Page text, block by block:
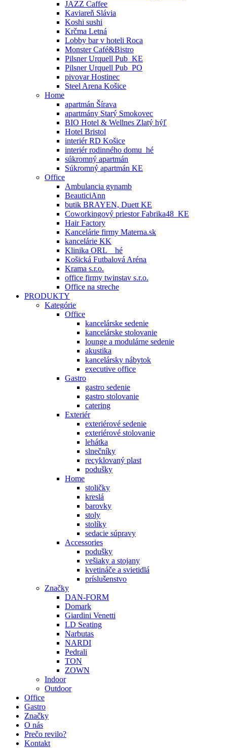
JAZZ Caffee
Kaviareň Slávia
Koshi sushi
Krčma Letná
Lobby bar v hoteli Roca
Monster Café&Bistro
Pilsner Urquell Pub_KE
Pilsner Urquell Pub_PO
pivovar Hostinec
Steel Arena Košice
Home
apartmán Šírava
apartmány Starý Smokovec
BIO Hotel & Wellnes Zlatý hýľ
Hotel Bristol
interiér RD Košice
interiér rodinného domu_hé
súkromný apartmán
Súkromný apartmán KE
Office
Ambulancia gynamb
BeauticiAnn
butik BRAYEN, Duett KE
Coworkingový priestor Fabrika48_KE
Hair Factory
Kancelárie firmy Materna.sk
kancelárie KK
Klinika ORL _ hé
Košická Futbalová Aréna
Krama s.r.o.
office firmy twinstav s.r.o.
Office na streche
PRODUKTY
Kategórie
Office
kancelárske sedenie
kancelárske stolovanie
lounge a modulárne sedenie
akustika
kancelársky nábytok
executive office
Gastro
gastro sedenie
gastro stolovanie
catering
Exteriér
exteriérové sedenie
exteriérové stolovanie
lehátka
slnečníky
recyklovaný plast
podušky
Home
stoličky
kreslá
barovky
stoly
stolíky
sedacie súpravy
Accessories
podušky
vešiaky a stojany
kvetináče a svietidlá
príslušenstvo
Značky
DAN-FORM
Domark
Giardini Venetti
LD Seating
Narbutas
NARDI
Pedrali
TON
ZOWN
Indoor
Outdoor
Office
Gastro
Značky
O nás
Prečo revilo?
Kontakt